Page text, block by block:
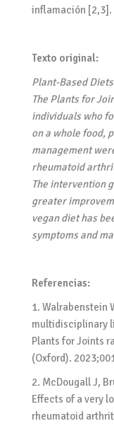
inflamación [2,3].
Texto original:
Plant-Based
The Plants for
individuals who
on a whole food,
management
rheumatoid
The intervention
greater
vegan diet has
symptoms and
Referencias:
1. Walrabenstein
multidisciplinary
Plants for Joints
(Oxford).
2. McDougall J,
Effects of a very
rheumatoid